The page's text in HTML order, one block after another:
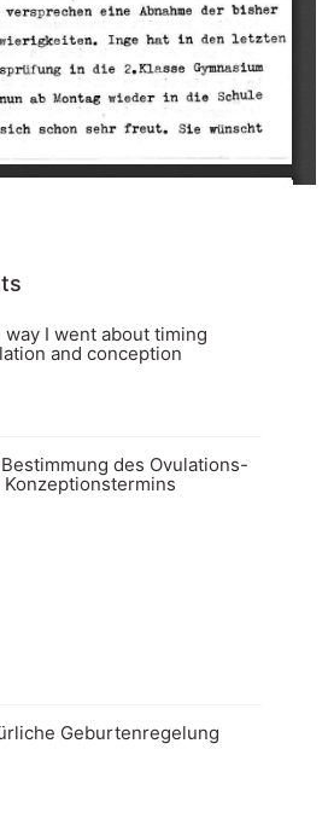
way I went about timing
and conception
des Ovulations-
Konzeptionstermins
Geburtenregelung